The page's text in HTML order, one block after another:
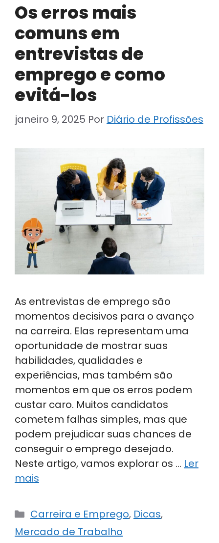
Os erros mais
comuns em
entrevistas de
emprego e como
evitá-los
janeiro 9, 2025 Por Diário de Profissões
As entrevistas de emprego são
momentos decisivos para o avanço
na carreira. Elas representam uma
oportunidade de mostrar suas
habilidades, qualidades e
experiências, mas também são
momentos em que os erros podem
custar caro. Muitos candidatos
cometem falhas simples, mas que
podem prejudicar suas chances de
conseguir o emprego desejado.
Neste artigo, vamos explorar os … Ler
mais
Categorias
Carreira e Emprego, Dicas,
Mercado de Trabalho